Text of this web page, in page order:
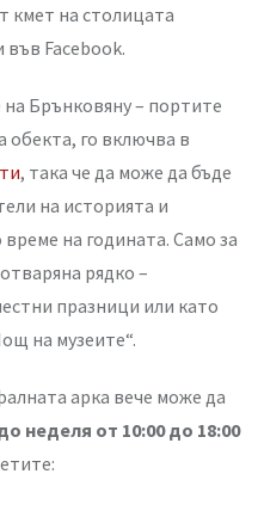
кмет на столицата
Facebook.
Брънковяну – портите
обекта, го включва в
, така че да може да бъде
на историята и
на годината. Само за
рядко –
празници или като
на музеите“.
арка вече може да
неделя от 10:00 до 18:00